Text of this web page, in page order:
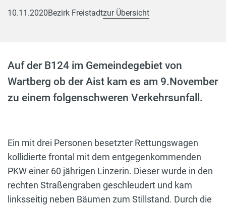
10.11.2020Bezirk Freistadtzur Übersicht
Auf der B124 im Gemeindegebiet von
Wartberg ob der Aist kam es am 9.November
zu einem folgenschweren Verkehrsunfall.
Ein mit drei Personen besetzter Rettungswagen
kollidierte frontal mit dem entgegenkommenden
PKW einer 60 jährigen Linzerin. Dieser wurde in den
rechten Straßengraben geschleudert und kam
linksseitig neben Bäumen zum Stillstand. Durch die